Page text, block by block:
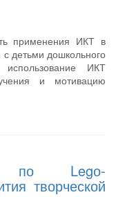
применения ИКТ в
с детьми дошкольного
ИКТ
и мотивацию
по Legо-
творческой